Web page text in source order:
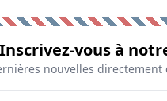
Inscrivez-vous à
nouvelles